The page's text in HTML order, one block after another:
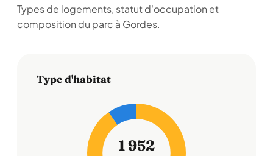
Types de logements, statut d'occupation et
composition du parc à Gordes.
Type d'habitat
1 952